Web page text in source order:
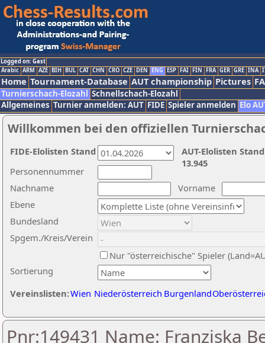
Logged on: Gast
Arabic ARM AZE BIH BUL CAT CHN CRO CZE DEN ENG ESP FAI FIN FRA GER GRE INA
Home Tournament-Database AUT championship Pictures
Turnierschach-Elozahl Schnellschach-Elozahl
Allgemeines Turnier anmelden: AUT FIDE Spieler anmelden Elo
Willkommen bei den offiziellen
Nachname
Vorname
Ebene
Sortierung
Personennummer
Bundesland
Spgem./Kreis/Verein
Nur "österreichische" Spieler
Vereinslisten:Wien Niederösterreich Burgenland
AUT-Elolisten
13.945
FIDE-Elolisten Stand
Pnr:149431 Name: Franziska